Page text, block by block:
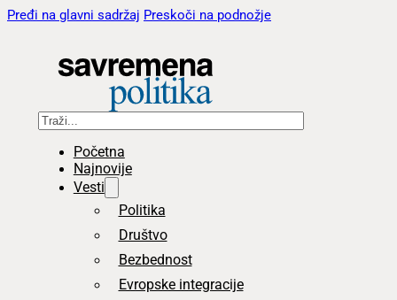
Pređi na glavni sadržaj Preskoči na podnožje
Pretraga
Početna
Najnovije
Vesti
Politika
Društvo
Bezbednost
Evropske integracije